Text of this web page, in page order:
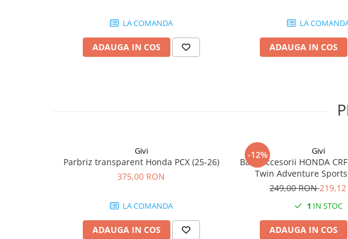
LA COMANDA
ADAUGA IN COS
LA
ADAUGA IN COS
Givi
Parbriz transparent Honda PCX (25-26)
375,00 RON
LA COMANDA
ADAUGA IN COS
-12% Givi
Bara accesorii HONDA
Twin Adventure Sports
CRF1100L Africa Twin
CRF1100L Africa Twin
249,00 RON219,12
1 IN STOC
ADAUGA IN COS